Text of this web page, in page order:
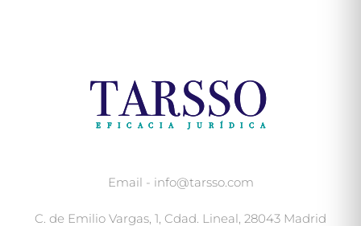
Email - info@tarsso.com
C. de Emilio Vargas, 1, Cdad. Lineal, 28043 Madrid